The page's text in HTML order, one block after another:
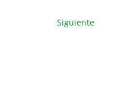
Siguiente